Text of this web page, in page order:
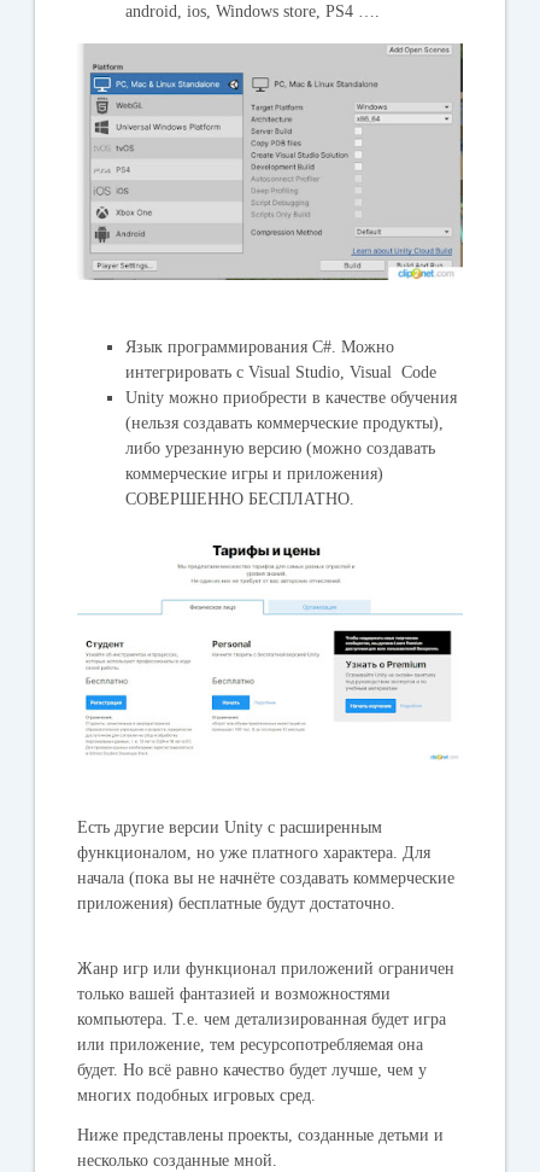
android, ios, Windows store, PS4 ….
Язык программирования C#. Можно
интегрировать с Visual Studio, Visual Code
Unity можно приобрести в качестве обучения
(нельзя создавать коммерческие продукты),
либо урезанную версию (можно создавать
коммерческие игры и приложения)
СОВЕРШЕННО БЕСПЛАТНО.
Есть другие версии Unity с расширенным
функционалом, но уже платного характера. Для
начала (пока вы не начнёте создавать коммерческие
приложения) бесплатные будут достаточно.
Жанр игр или функционал приложений ограничен
только вашей фантазией и возможностями
компьютера. Т.е. чем детализированная будет игра
или приложение, тем ресурсопотребляемая она
будет. Но всё равно качество будет лучше, чем у
многих подобных игровых сред.
Ниже представлены проекты, созданные детьми и
несколько созданные мной.